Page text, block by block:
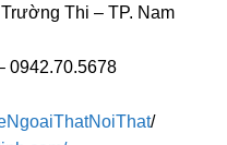
Thi – TP. Nam
0942.70.5678
/